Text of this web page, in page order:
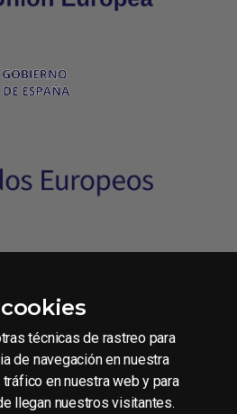
de contratación
Aviso legal
de Privacidad
de Cookies
técnicas de rastreo para
de navegación en nuestra
en nuestra web y para
llegan nuestros visitantes.